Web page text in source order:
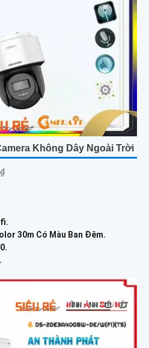
Không Dây Ngoài Trời
30m Có Màu Ban Ðêm.